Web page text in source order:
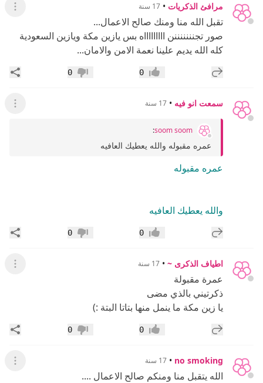
مرافئ الذكريات • 17 سنة عرض
تقبل الله منا ومنك صالح الاعمال...
صور تجنننننننن اااااااااه بس يازين مكة ويازين السعودية
كله الله يديم علينا نعمة الامن والامان...
إضافة رد جديد إعجاب0 عدم إعجاب
0
سمعت انو فيه • 17 سنة عرض
soom soom
:
عمره مقبوله والله يعطيك العافيه
عمره مقبوله
والله يعطيك العافيه
إضافة رد جديد إعجاب0 عدم إعجاب
0
اطياف الذكرى ~ • 17 سنة عرض
عمرة مقبولة
ذكرتيني بالذي مضى
يا زين مكة ما ينمل منها بتاتا البتة :)
إضافة رد جديد إعجاب0 عدم إعجاب
0
no smoking
• 17 سنة عرض
الله يتقبل منا ومنكم صالح الاعمال ....